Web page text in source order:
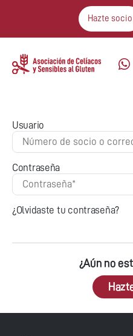
Hazte socio
Usuario
Contraseña
¿Olvidaste tu contraseña?
¿Aún no